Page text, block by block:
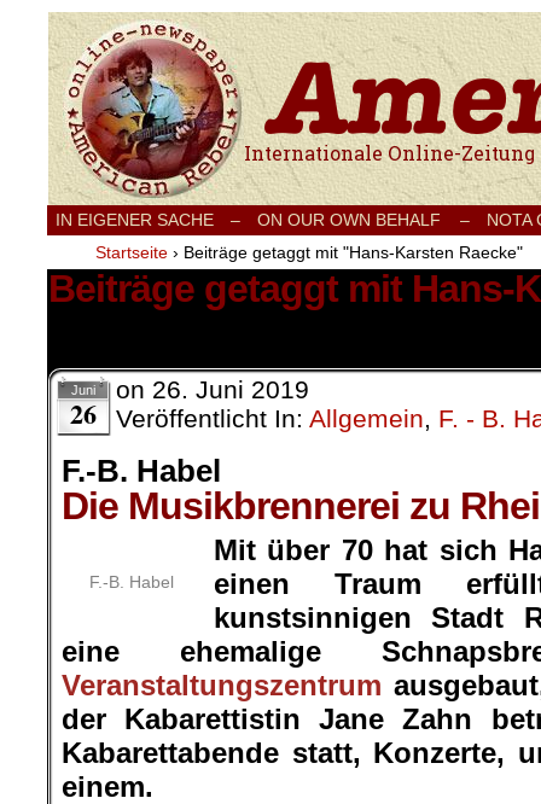
Internationale Onlinezeitung für Frieden,
IN EIGENER SACHE – ON OUR OWN BEHALF –
NOTA
Startseite › Beiträge getaggt mit "Hans-Karsten Raecke"
Beiträge getaggt mit Hans-
Juni
26
on 26. Juni 2019
Veröffentlicht In: Allgemein, F. - B.
F.-B. Habel
Die Musikbrennerei zu
F.-B. Habel
Mit über 70 hat sich
einen Traum
kunstsinnigen Stadt
eine ehemalige
Veranstaltungszentrum
der Kabarettistin Jane Zahn
Kabarettabende statt, Konzerte,
einem.